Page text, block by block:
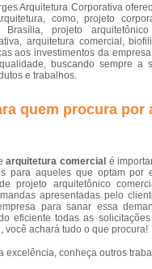
Arquitetura Corporativa
como, projeto
Brasília, projeto
arquitetura comercial,
aos investimentos da
buscando sempre a
e trabalhos.
quem procura por
arquitetura comercial é
para aqueles que optam por
projeto arquitetônico
apresentadas pelo
para sanar essa
eficiente todas as
você achará tudo o que procura!
excelência, conheça outros